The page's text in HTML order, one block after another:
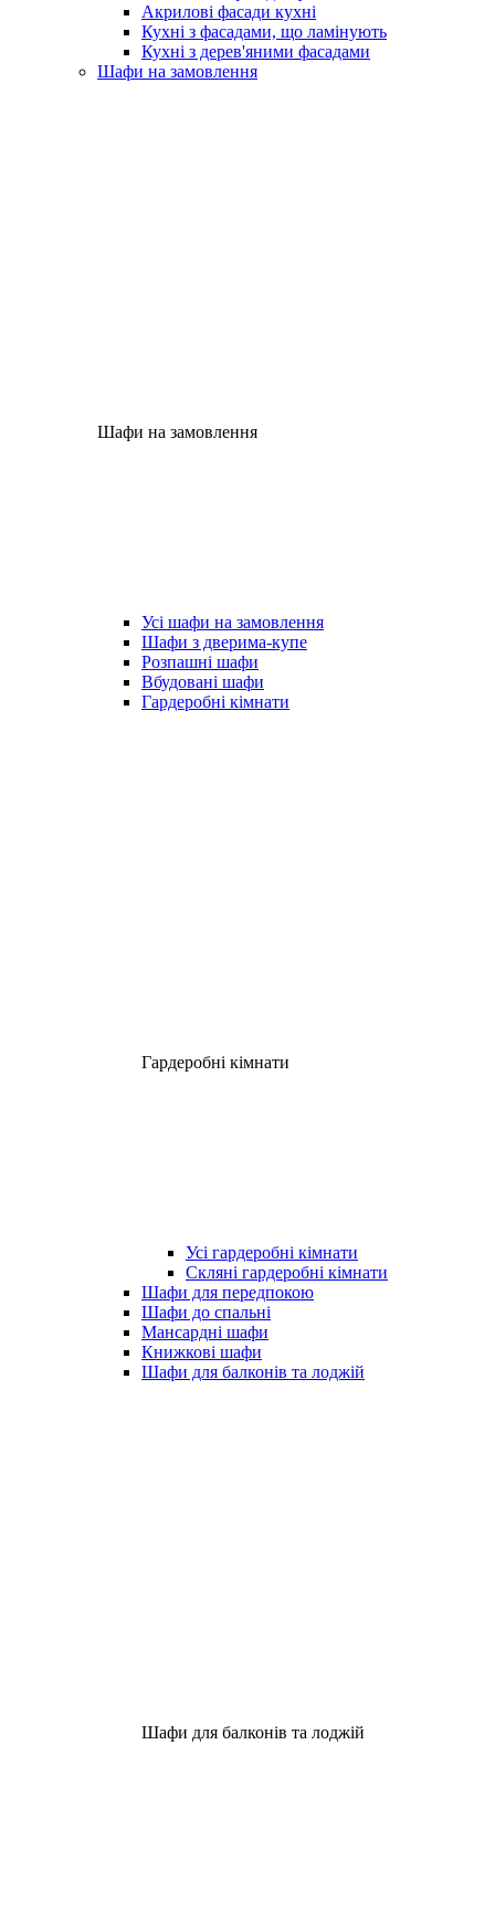
Акрилові фасади кухні
Кухні з фасадами, що ламінують
Кухні з дерев'яними фасадами
Шафи на замовлення
Шафи на замовлення
Усі шафи на замовлення
Шафи з дверима-купе
Розпашні шафи
Вбудовані шафи
Гардеробні кімнати
Гардеробні кімнати
Усі гардеробні кімнати
Скляні гардеробні кімнати
Шафи для передпокою
Шафи до спальні
Мансардні шафи
Книжкові шафи
Шафи для балконів та лоджій
Шафи для балконів та лоджій